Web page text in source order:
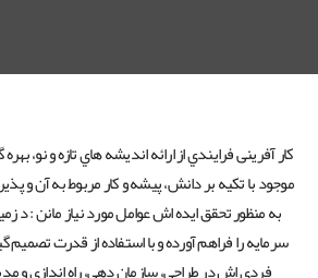
کار آفرینی فرایندي از ارائه اندیشه هاي تازه و نو،
موجود با تکیه بر دانش، پیشه و کار مربوط به آن و
به منظور تحقق ایده اش عوامل مورد نیاز مانن : د
سرمایه را فراهم آورده و با استفاده از قدرت